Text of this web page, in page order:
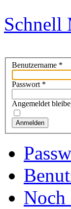
Schnell
Benutzername *
Passwort*
Angemeldet
Anmelden
Noch